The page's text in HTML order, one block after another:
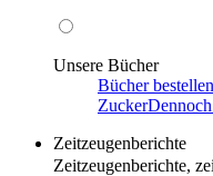
Unsere Bücher
Bücher bestellen
Zucker
Zeitzeugenberichte
Zeitzeugenberichte,